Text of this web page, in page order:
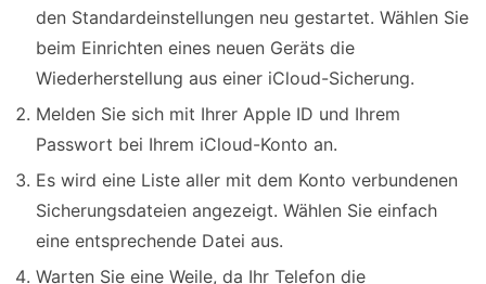
den Standardeinstellungen neu gestartet. Wählen Sie
beim Einrichten eines neuen Geräts die
Wiederherstellung aus einer iCloud-Sicherung.
Melden Sie sich mit Ihrer Apple ID und Ihrem
Passwort bei Ihrem iCloud-Konto an.
Es wird eine Liste aller mit dem Konto verbundenen
Sicherungsdateien angezeigt. Wählen Sie einfach
eine entsprechende Datei aus.
Warten Sie eine Weile, da Ihr Telefon die